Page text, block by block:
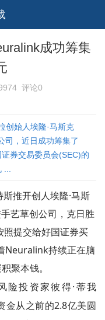
成功筹集
评论0
创始人埃隆·马斯克
司，近日成功筹集了
券交易委员会(SEC)的
推开创人埃隆·马斯
艺草创公司，克日胜
提交给好国证券买
Neuralink持续正在脑
聚本钱。
险投资家彼得·蒂我
金从之前的2.8亿美圆